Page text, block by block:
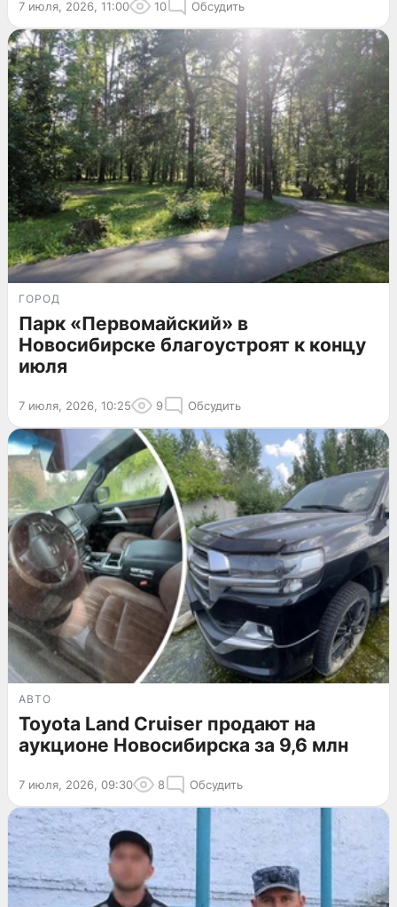
7 июля, 2026, 11:00 10 Обсудить
ГОРОД
Парк «Первомайский» в
Новосибирске благоустроят к концу
июля
7 июля, 2026, 10:25 9 Обсудить
АВТО
Toyota Land Cruiser продают на
аукционе Новосибирска за 9,6 млн
7 июля, 2026, 09:30 8 Обсудить